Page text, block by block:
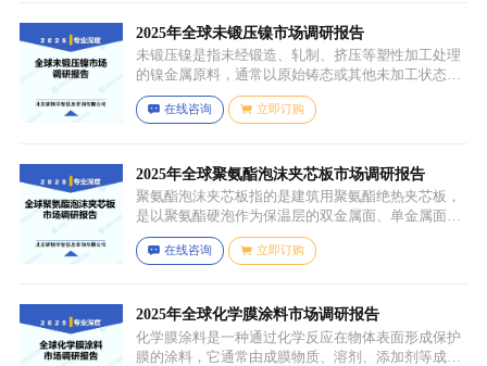
先进行皂化反应得到脂肪酸盐，再经过酸化、酯化等
一系列反应，将甘油与油酸结合，并引入 PCA 基团，
从而得到 PCA 甘油油酸酯。
2025年全球未锻压镍市场调研报告
未锻压镍是指未经锻造、轧制、挤压等塑性加工处理
的镍金属原料，通常以原始铸态或其他未加工状态存
在，一般为块状、锭状、粒状或其他铸造成型的原始
形态，表面可能保留铸造过程中形成的粗糙纹理或缺
力学性能，质地较脆且强度较低。
在线咨询 立即订购
2025年全球聚氨酯泡沫夹芯板市场调研报告
聚氨酯泡沫夹芯板指的是建筑用聚氨酯绝热夹芯板，
是以聚氨酯硬泡作为保温层的双金属面、单金属面或
非金属面复合板材。
在线咨询 立即订购
2025年全球化学膜涂料市场调研报告
化学膜涂料是一种通过化学反应在物体表面形成保护
膜的涂料，它通常由成膜物质、溶剂、添加剂等成分